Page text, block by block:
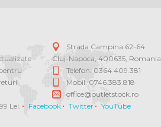
Strada Campina 62-64
Cluj-Napoca ,400635 Romania
Telefon: 0364 409.381
Mobil: 0746.383.818
office@outletstock.ro
Lei.
Facebook Twitter YouTube